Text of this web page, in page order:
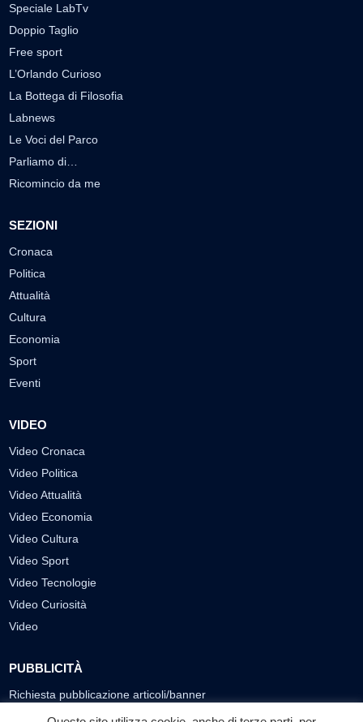
Speciale LabTv
Doppio Taglio
Free sport
L’Orlando Curioso
La Bottega di Filosofia
Labnews
Le Voci del Parco
Parliamo di…
Ricomincio da me
SEZIONI
Cronaca
Politica
Attualità
Cultura
Economia
Sport
Eventi
VIDEO
Video Cronaca
Video Politica
Video Attualità
Video Economia
Video Cultura
Video Sport
Video Tecnologie
Video Curiosità
Video
PUBBLICITÀ
Richiesta pubblicazione articoli/banner